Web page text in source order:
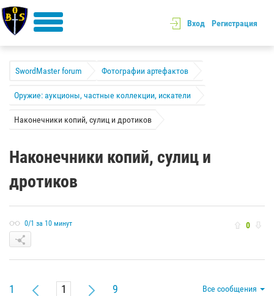
Вход Регистрация
SwordMaster forum Фотографии артефактов
Оружие: аукционы, частные коллекции, искатели
Наконечники копий, сулиц и дротиков
Наконечники копий, сулиц и
дротиков
0/1 за 10 минут 0
1 9 Все сообщения